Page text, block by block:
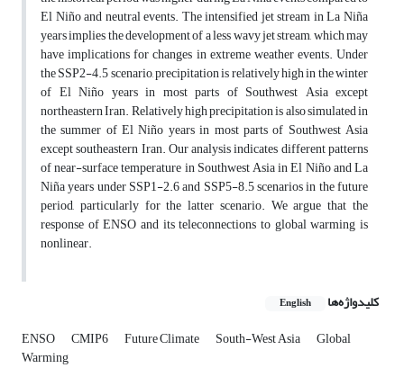
El Niño and neutral events. The intensified jet stream in La Niña
years implies the development of a less wavy jet stream, which may
have implications for changes in extreme weather events. Under
the SSP2-4.5 scenario, precipitation is relatively high in the winter
of El Niño years in most parts of Southwest Asia except
northeastern Iran. Relatively high precipitation is also simulated in
the summer of El Niño years in most parts of Southwest Asia
except southeastern Iran. Our analysis indicates different patterns
of near-surface temperature in Southwest Asia in El Niño and La
Niña years under SSP1-2.6 and SSP5-8.5 scenarios in the future
period, particularly for the latter scenario. We argue that the
response of ENSO and its teleconnections to global warming is
nonlinear.
کلیدواژه‌ها English
ENSO CMIP6 Future Climate South-West Asia Global
Warming